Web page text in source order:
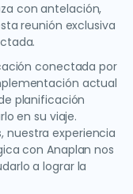
con antelación,
reunión exclusiva
conectada por
actual
planificación
en su viaje.
nuestra experiencia
con Anaplan nos
a lograr la